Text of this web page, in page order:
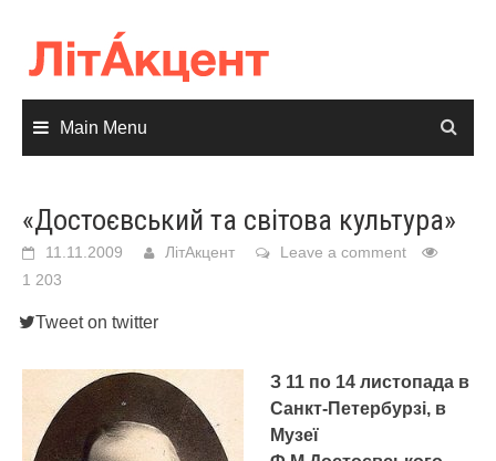
content
Main Menu
«Достоєвський та світова культура»
11.11.2009 ЛітАкцент
Leave a comment
1 203
Tweet on twitter
З 11 по 14 листопада в
Санкт-Петербурзі, в
Музеї